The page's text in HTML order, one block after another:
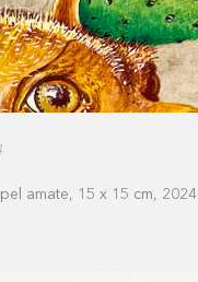
amate, 15 x 15 cm, 2024